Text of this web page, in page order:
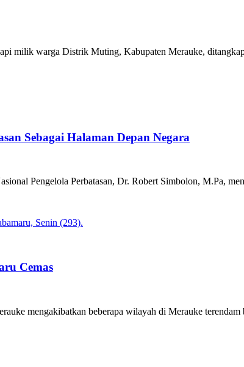
milik warga Distrik Muting, Kabupaten Merauke,
Sebagai Halaman Depan Negara
Pengelola Perbatasan, Dr. Robert Simbolon, M.Pa,
Cemas
mengakibatkan beberapa wilayah di Merauke terendam